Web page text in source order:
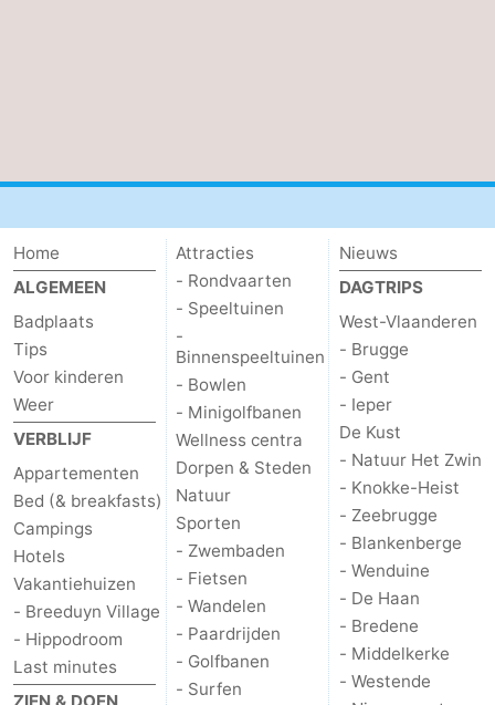
Home
ALGEMEEN
Badplaats
Tips
Voor kinderen
Weer
VERBLIJF
Appartementen
Bed (& breakfasts)
Campings
Hotels
Vakantiehuizen
- Breeduyn Village
- Hippodroom
Last minutes
ZIEN & DOEN
Attracties
- Rondvaarten
- Speeltuinen
-
Binnenspeeltuinen
- Bowlen
- Minigolfbanen
Wellness centra
Dorpen & Steden
Natuur
Sporten
- Zwembaden
- Fietsen
- Wandelen
- Paardrijden
- Golfbanen
- Surfen
Nieuws
DAGTRIPS
West-Vlaanderen
- Brugge
- Gent
- Ieper
De Kust
- Natuur Het Zwin
- Knokke-Heist
- Zeebrugge
- Blankenberge
- Wenduine
- De Haan
- Bredene
- Middelkerke
- Westende